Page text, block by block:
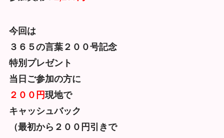
今回は
３６５の言葉２００号記念
特別プレゼント
当日ご参加の方に
２００円現地で
キャッシュバック
（最初から２００円引きで